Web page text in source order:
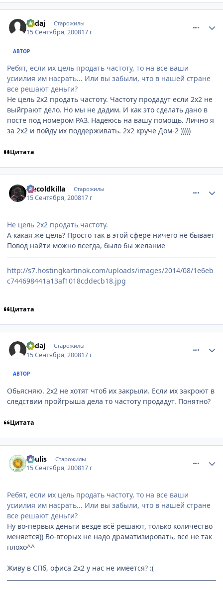
Kadaj Старожилы
15 Сентября, 200817 г
АВТОР
Ребят, если их цель продать частоту, то на все ваши
усиилия им насрать... Или вы забыли, что в нашей стране
все решают деньги?
Не цель 2х2 продать частоту. Частоту продадут если 2х2 не
выйграют дело. Но мы не дадим. И как это сделать дано в
посте под номером РАЗ. Надеюсь на вашу помощь. Лично я
за 2х2 и пойду их поддерживать. 2х2 круче Дом-2 )))))
Цитата
Icecoldkilla Старожилы
15 Сентября, 200817 г
Не цель 2х2 продать частоту.
А какая же цель? Просто так в этой сфере ничего не бывает
Повод найти можно всегда, было бы желание
http://s7.hostingkartinok.com/uploads/images/2014/08/1e6eb
c744698441a13af1018cddecb18.jpg
Цитата
Kadaj Старожилы
15 Сентября, 200817 г
АВТОР
Обьясняю. 2х2 не хотят чтоб их закрыли. Если их закроют в
следствии пройгрыша дела то частоту продадут. Понятно?
Цитата
Soulis Старожилы
15 Сентября, 200817 г
Ребят, если их цель продать частоту, то на все ваши
усиилия им насрать... Или вы забыли, что в нашей стране
все решают деньги?
Ну во-первых деньги везде всё решают, только количество
меняется)) Во-вторых не надо драматизировать, всё не так
плохо^^
Живу в СПб, офиса 2х2 у нас не имеется? :(